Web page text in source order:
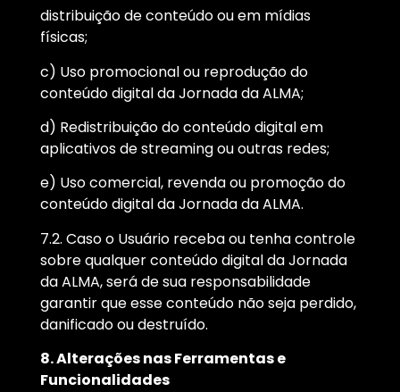
distribuição de conteúdo ou em mídias
físicas;
c) Uso promocional ou reprodução do
conteúdo digital da Jornada da ALMA;
d) Redistribuição do conteúdo digital em
aplicativos de streaming ou outras redes;
e) Uso comercial, revenda ou promoção do
conteúdo digital da Jornada da ALMA.
7.2. Caso o Usuário receba ou tenha controle
sobre qualquer conteúdo digital da Jornada
da ALMA, será de sua responsabilidade
garantir que esse conteúdo não seja perdido,
danificado ou destruído.
8. Alterações nas Ferramentas e
Funcionalidades